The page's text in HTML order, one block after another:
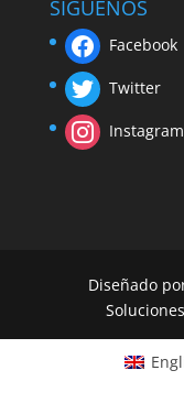
SIGUENOS
Facebook
Twitter
Instagram
Diseñado